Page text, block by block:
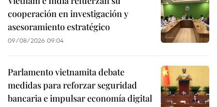
cooperación en investigación y
asesoramiento estratégico
09/08/2026 09:04
Parlamento vietnamita debate
medidas para reforzar seguridad
bancaria e impulsar economía digital